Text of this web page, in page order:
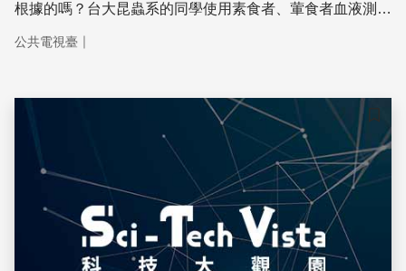
根據的嗎？台大昆蟲系的同學使用素食者、葷食者血液測
公共電視臺 ｜
儲存